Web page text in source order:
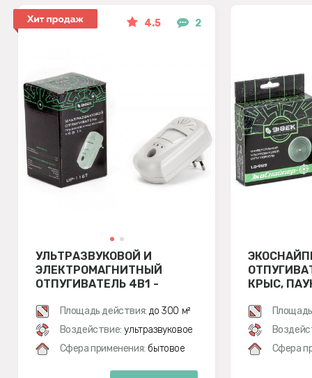
4.5 2
УЛЬТРАЗВУКОВОЙ И
ЭЛЕКТРОМАГНИТНЫЙ
ОТПУГИВАТЕЛЬ 4В1 -
Площадь действия: до 300 м²
Воздействие: ультразвуковое
Сфера применения: бытовое
КРЫС,
Сфера